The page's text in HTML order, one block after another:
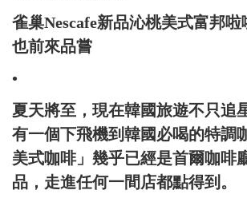
雀巢Nescafe新品沁桃美式富邦
也前來品嘗
•
夏天將至，現在韓國旅遊不只追
有一個下飛機到韓國必喝的特調
美式咖啡」幾乎已經是首爾咖啡
品，走進任何一間店都點得到。